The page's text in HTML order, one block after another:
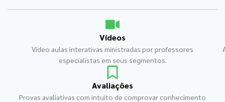
Vídeos
Vídeo aulas interativas ministradas por professores
especialistas em seus segmentos.
Avaliações
Provas avaliativas com intuito de comprovar conhecimento